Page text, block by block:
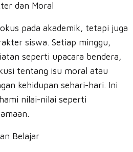
dan Moral
pada akademik, tetapi juga
siswa. Setiap minggu,
seperti upacara bendera,
tentang isu moral atau
kehidupan sehari-hari. Ini
nilai-nilai seperti
Belajar